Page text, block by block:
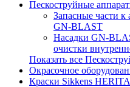
Пескоструйные
Запасные части к
GN-BLAST
Насадки GN-
очистки
Показать все
Окрасочное
Краски Sikkens